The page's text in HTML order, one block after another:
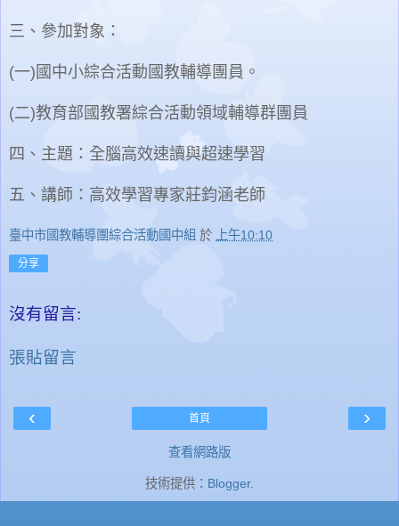
三、參加對象：
(一)國中小綜合活動國教輔導團員。
(二)教育部國教署綜合活動領域輔導群團員
四、主題：全腦高效速讀與超速學習
五、講師：高效學習專家莊鈞涵老師
臺中市國教輔導團綜合活動國中組 於 上午10:10
分享
沒有留言:
張貼留言
‹ ›
首頁
查看網路版
技術提供： Blogger.